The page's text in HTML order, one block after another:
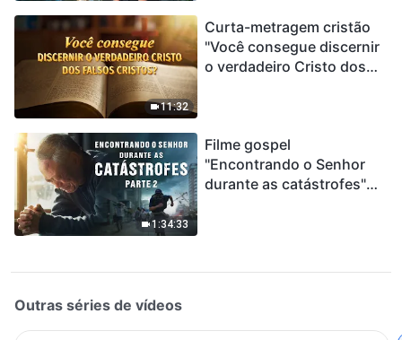
11:32
Curta-metragem cristão
"Você consegue discernir
o verdadeiro Cristo dos
1:34:33
Filme gospel
"Encontrando o Senhor
durante as catástrofes"
Outras séries de vídeos